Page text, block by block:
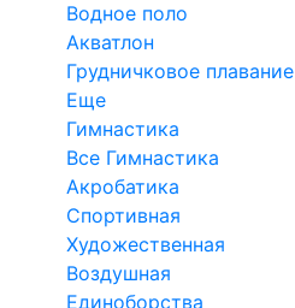
Водное поло
Акватлон
Грудничковое плавание
Еще
Гимнастика
Все Гимнастика
Акробатика
Спортивная
Художественная
Воздушная
Единоборства